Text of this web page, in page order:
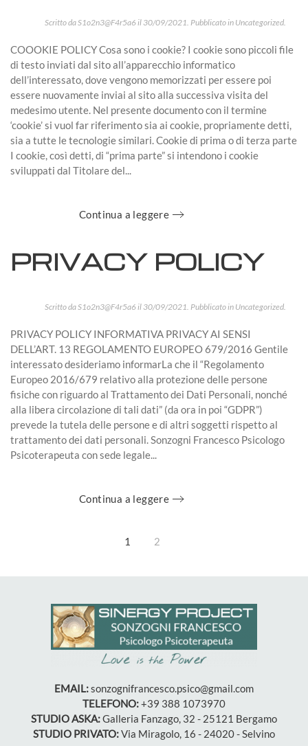
Scritto daS1o2n3@F4r5a6 il 30/09/2021 . Pubblicato in Uncategorized
COOOKIE POLICY Cosa sono i cookie? I cookie sono piccoli file
di testo inviati dal sito all’apparecchio informatico
dell’interessato, dove vengono memorizzati per essere poi
essere nuovamente inviai al sito alla successiva visita del
medesimo utente. Nel presente documento con il termine
‘cookie’ si vuol far riferimento sia ai cookie, propriamente detti,
sia a tutte le tecnologie similari. Cookie di prima o di terza parte
I cookie, così detti, di “prima parte” si intendono i cookie
sviluppati dal Titolare del...
Continua a leggere
PRIVACY POLICY
Scritto daS1o2n3@F4r5a6il 30/09/2021. Pubblicato in Uncategorized.
PRIVACY POLICY INFORMATIVA PRIVACY AI SENSI
DELL’ART. 13 REGOLAMENTO EUROPEO 679/2016 Gentile
interessato desideriamo informarLa che il “Regolamento
Europeo 2016/679 relativo alla protezione delle persone
fisiche con riguardo al Trattamento dei Dati Personali, nonché
alla libera circolazione di tali dati” (da ora in poi “GDPR”)
prevede la tutela delle persone e di altri soggetti rispetto al
trattamento dei dati personali. Sonzogni Francesco Psicologo
Psicoterapeuta con sede legale...
Continua a leggere
1 2
EMAIL:sonzognifrancesco.psico@gmail.com
TELEFONO:+39 388 1073970
STUDIO ASKA:Galleria Fanzago, 32 - 25121 Bergamo
STUDIO PRIVATO:Via Miragolo, 16 - 24020 - Selvino